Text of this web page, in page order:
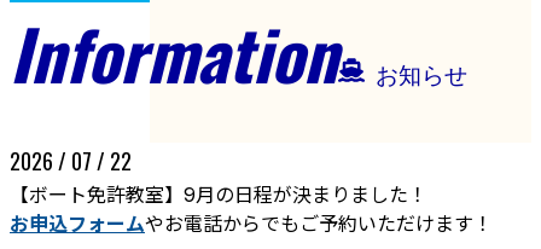
Information お知らせ
2026 / 07 / 22
【ボート免許教室】9月の日程が決まりました！
お申込フォームやお電話からでもご予約いただけます！